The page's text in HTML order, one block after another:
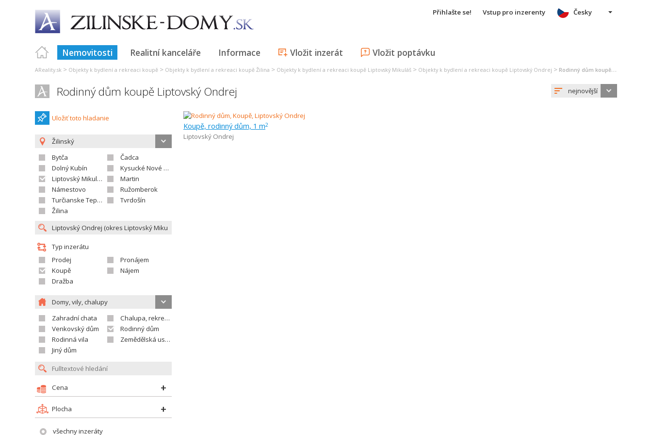
Přihlašte se! Vstup pro inzerenty
Nemovitosti Realitní kanceláře Informace Vložit inzerát Vložit poptávku
Česky
AReality.sk > Objekty k bydlení a rekreaci koupě > Objekty k bydlení a rekreaci koupě Žilina > Objekty k bydlení a rekreaci koupě Liptovský Mikuláš > Objekty k bydlení a rekreaci koupě Liptovský Ondrej > Rodinný dům koupě Liptovský Ondrej
Rodinný dům koupě Liptovský Ondrej nejnovější
Uložiť toto hladanie
Žilinský
Bytča
Čadca
Dolný Kubín
Kysucké Nové Mesto
Liptovský Mikuláš
Martin
Námestovo
Ružomberok
Turčianske Teplice
Tvrdošín
Žilina
Typ inzerátu
Prodej
Pronájem
Koupě
Nájem
Dražba
Domy, vily, chalupy
Zahradní chata
Chalupa, rekreační domek
Venkovský dům
Rodinný dům
Rodinná vila
Zemědělská usedlost
Jiný dům
Cena
Plocha
všechny inzeráty
Koupě, rodinný dům, 1 m2
Liptovský Ondrej